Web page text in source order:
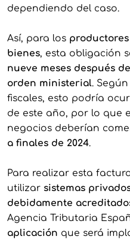
dependiendo del caso.
Así, para los productores
bienes, esta obligación
nueve meses después
orden ministerial.
fiscales, esto podría
de este año, por lo que
negocios deberían
a finales de 2024.
Para realizar esta
utilizar sistemas
debidamente
Agencia Tributaria
aplicación que será